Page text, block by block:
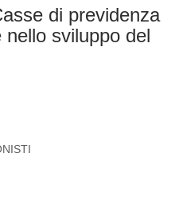
di previdenza
sviluppo del